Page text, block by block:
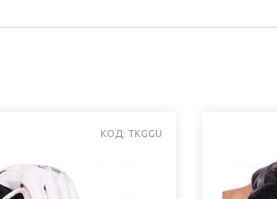
КОД: TKGGU